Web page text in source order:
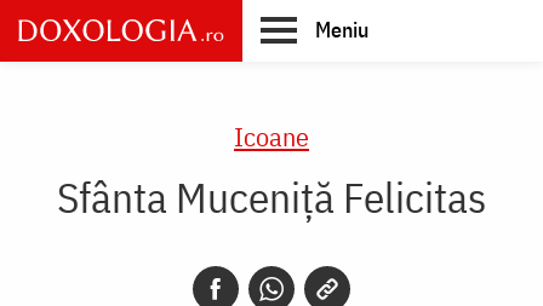
Skip
to
main
Meniu
Icoane
Sfânta Muceniţă Felicitas